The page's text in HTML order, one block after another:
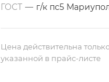
ГОСТ — г/к пс5
Цена действительна
указанной в прайс-листе